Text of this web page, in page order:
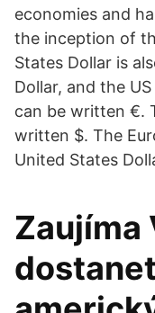
economies and
the inception of
States Dollar is
Dollar, and the
can be written €.
written $. The
United States
Zaujíma